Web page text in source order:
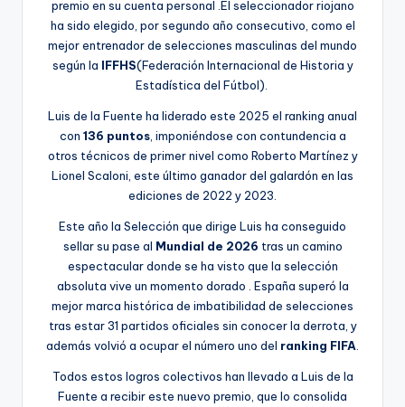
premio en su cuenta personal .El seleccionador riojano
ha sido elegido, por segundo año consecutivo, como el
mejor entrenador de selecciones masculinas del mundo
según la IFFHS(Federación Internacional de Historia y
Estadística del Fútbol).
Luis de la Fuente ha liderado este 2025 el ranking anual
con 136 puntos, imponiéndose con contundencia a
otros técnicos de primer nivel como Roberto Martínez y
Lionel Scaloni, este último ganador del galardón en las
ediciones de 2022 y 2023.
Este año la Selección que dirige Luis ha conseguido
sellar su pase al Mundial de 2026 tras un camino
espectacular donde se ha visto que la selección
absoluta vive un momento dorado . España superó la
mejor marca histórica de imbatibilidad de selecciones
tras estar 31 partidos oficiales sin conocer la derrota, y
además volvió a ocupar el número uno del ranking FIFA.
Todos estos logros colectivos han llevado a Luis de la
Fuente a recibir este nuevo premio, que lo consolida